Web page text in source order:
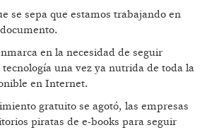
se sepa que estamos trabajando en
en la necesidad de seguir
una vez ya nutrida de toda la
en Internet.
gratuito se agotó, las empresas
piratas de e-books para seguir